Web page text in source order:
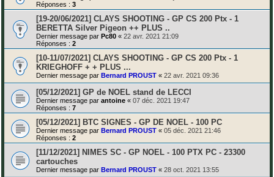
Réponses : 3
[19-20/06/2021] CLAYS SHOOTING - GP CS 200 Ptx - 1
BERETTA Silver Pigeon ++ PLUS ..
Dernier message par Pc80 « 22 avr. 2021 21:09
Réponses : 2
[10-11/07/2021] CLAYS SHOOTING - GP CS 200 Ptx - 1
KRIEGHOFF + + PLUS ...
Dernier message par Bernard PROUST « 22 avr. 2021 09:36
[05/12/2021] GP de NOEL stand de LECCI
Dernier message par antoine « 07 déc. 2021 19:47
Réponses : 7
[05/12/2021] BTC SIGNES - GP DE NOEL - 100 PC
Dernier message par Bernard PROUST « 05 déc. 2021 21:46
Réponses : 2
[11/12/2021] NIMES SC - GP NOEL - 100 PTX PC - 23300
cartouches
Dernier message par Bernard PROUST « 28 oct. 2021 13:55